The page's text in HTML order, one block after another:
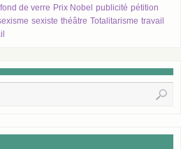
de verre Prix Nobel publicité pétition
sexiste théâtre Totalitarisme travail